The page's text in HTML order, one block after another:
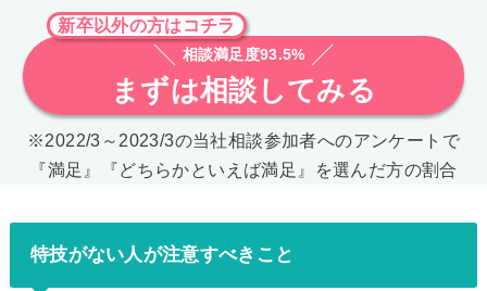
新卒以外の方はコチラ
相談満足度93.5%
まずは相談してみる
※2022/3～2023/3の当社相談参加者へのアンケートで
『満足』『どちらかといえば満足』を選んだ方の割合
特技がない人が注意すべきこと